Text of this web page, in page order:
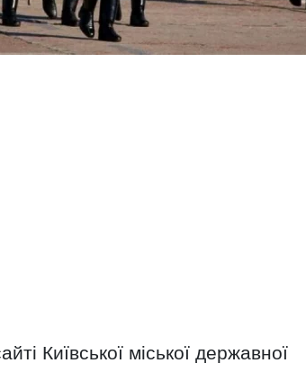
Київської міської державної